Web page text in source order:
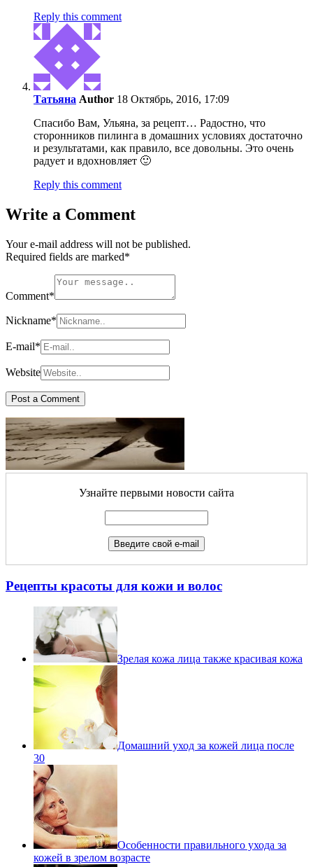
Reply this comment
Татьяна Author 18 Октябрь, 2016, 17:09
Спасибо Вам, Ульяна, за рецепт… Радостно, что
сторонников пилинга в домашних условиях достаточно
и результатами, как правило, все довольны. Это очень
радует и вдохновляет 🙂
Reply this comment
Write a Comment
Your e-mail address will not be published.
Required fields are marked*
Comment*
Nickname*
E-mail*
Website
Узнайте первыми новости сайта
Рецепты красоты для кожи и волос
Зрелая кожа лица также красивая кожа
Домашний уход за кожей лица после
30
Особенности правильного ухода за
кожей в зрелом возрасте